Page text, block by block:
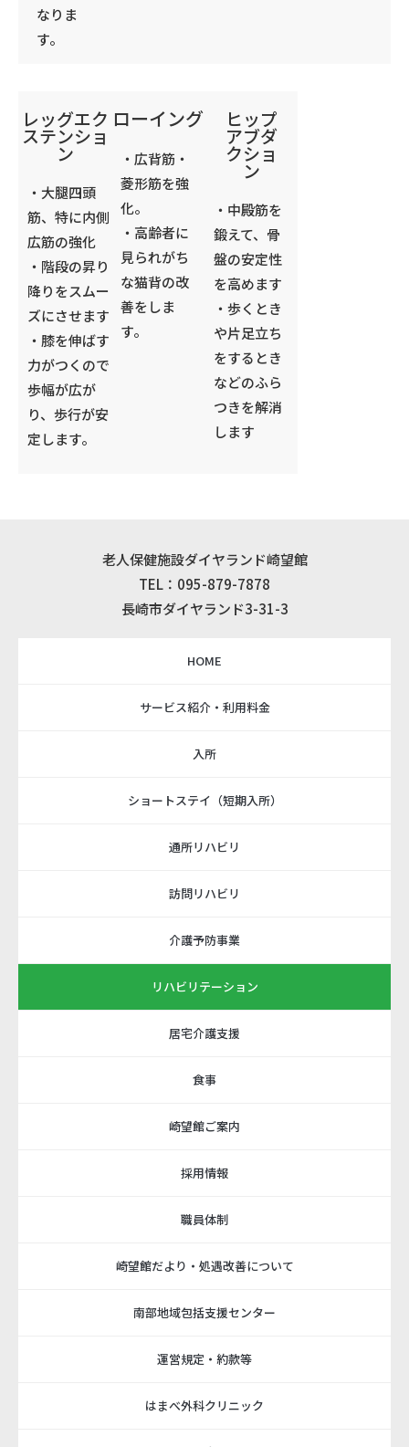
なりま
す。
レッグエク
ステンショ
ン
・大腿四頭
筋、特に内側
広筋の強化
・階段の昇り
降りをスムー
ズにさせます
・膝を伸ばす
力がつくので
歩幅が広が
り、歩行が安
定します。
ローイング
・広背筋・
菱形筋を強
化。
・高齢者に
見られがち
な猫背の改
善をしま
す。
ヒップ
アブダ
クショ
ン
・中殿筋を
鍛えて、骨
盤の安定性
を高めます
・歩くとき
や片足立ち
をするとき
などのふら
つきを解消
します
老人保健施設ダイヤランド崎望館
TEL：095-879-7878
長崎市ダイヤランド3-31-3
HOME
サービス紹介・利用料金
入所
ショートステイ（短期入所）
通所リハビリ
訪問リハビリ
介護予防事業
リハビリテーション
居宅介護支援
食事
崎望館ご案内
採用情報
職員体制
崎望館だより・処遇改善について
南部地域包括支援センター
運営規定・約款等
はまべ外科クリニック